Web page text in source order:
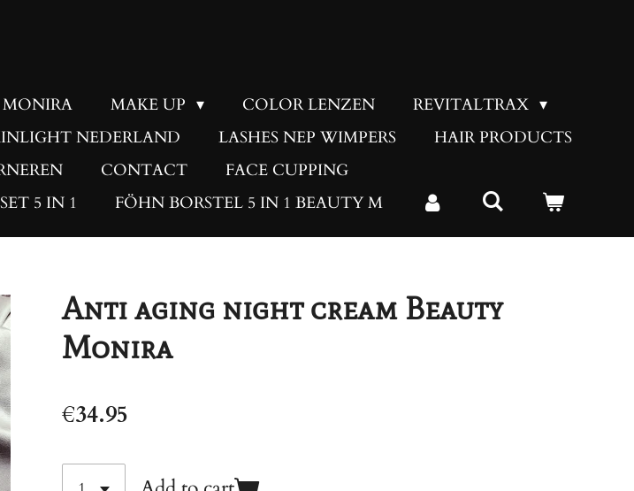
MAKE UP COLOR LENZEN
REVITALTRAX
NEDERLAND LASHES NEP WIMPERS
HAIR PRODUCTS
CONTACT
FACE CUPPING
5 IN 1 FÖHN BORSTEL 5 IN 1 BEAUTY M
Anti aging night cream Beauty
Monira
€34.95